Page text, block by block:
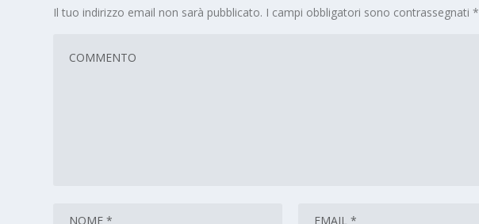
Il tuo indirizzo email non sarà pubblicato. I campi obbligatori sono contrassegnati*